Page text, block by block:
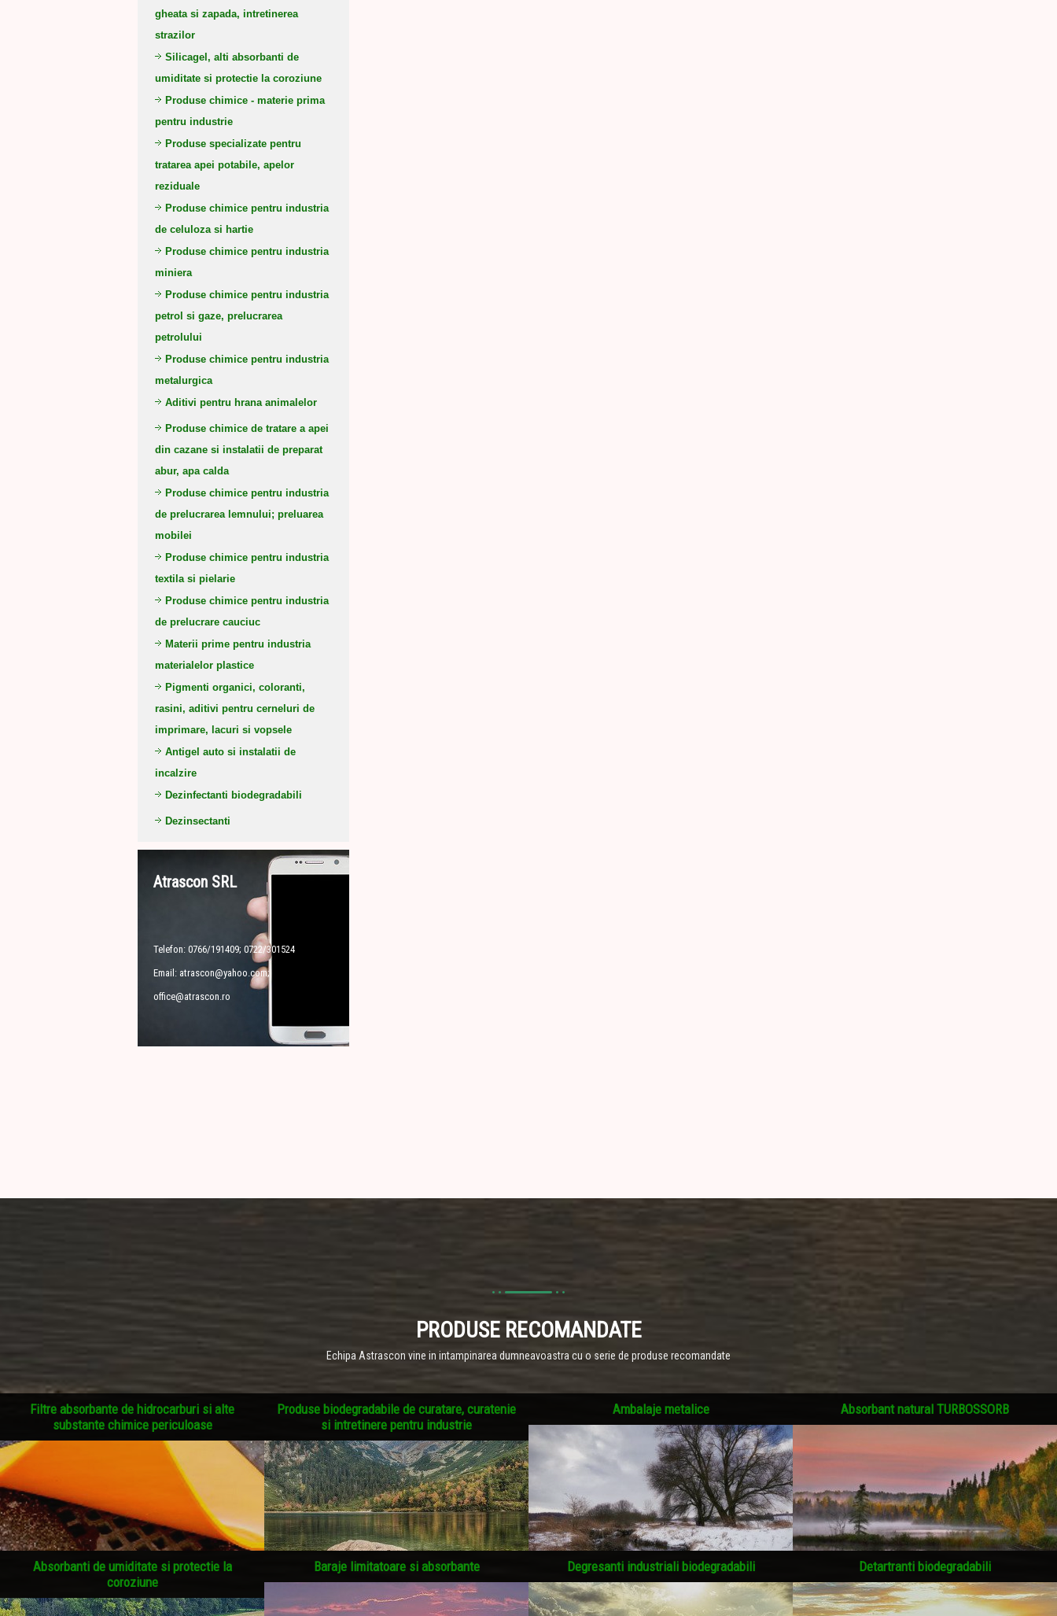
gheata si zapada, intretinerea
strazilor
Silicagel, alti absorbanti de
umiditate si protectie la coroziune
Produse chimice - materie prima
pentru industrie
Produse specializate pentru
tratarea apei potabile, apelor
reziduale
Produse chimice pentru industria
de celuloza si hartie
Produse chimice pentru industria
miniera
Produse chimice pentru industria
petrol si gaze, prelucrarea
petrolului
Produse chimice pentru industria
metalurgica
Aditivi pentru hrana animalelor
Produse chimice de tratare a apei
din cazane si instalatii de preparat
abur, apa calda
Produse chimice pentru industria
de prelucrarea lemnului; preluarea
mobilei
Produse chimice pentru industria
textila si pielarie
Produse chimice pentru industria
de prelucrare cauciuc
Materii prime pentru industria
materialelor plastice
Pigmenti organici, coloranti,
rasini, aditivi pentru cerneluri de
imprimare, lacuri si vopsele
Antigel auto si instalatii de
incalzire
Dezinfectanti biodegradabili
Dezinsectanti
Atrascon SRL
Telefon: 0766/191409; 0722/301524
Email: atrascon@yahoo.com;
office@atrascon.ro
PRODUSE RECOMANDATE
Echipa Astrascon vine in intampinarea dumneavoastra cu o serie de produse recomandate
Filtre absorbante de hidrocarburi si alte
substante chimice periculoase
Absorbanti de umiditate si protectie la
coroziune
Produse biodegradabile de curatare, curatenie
si intretinere pentru industrie
Baraje limitatoare si absorbante
Ambalaje metalice
Degresanti industriali biodegradabili
Absorbant natural TURBOSSORB
Detartranti biodegradabili